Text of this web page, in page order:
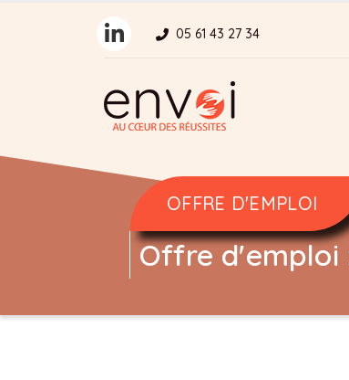
05 61 43 27 34
OFFRE D'EMPLOI
Offre d'emploi